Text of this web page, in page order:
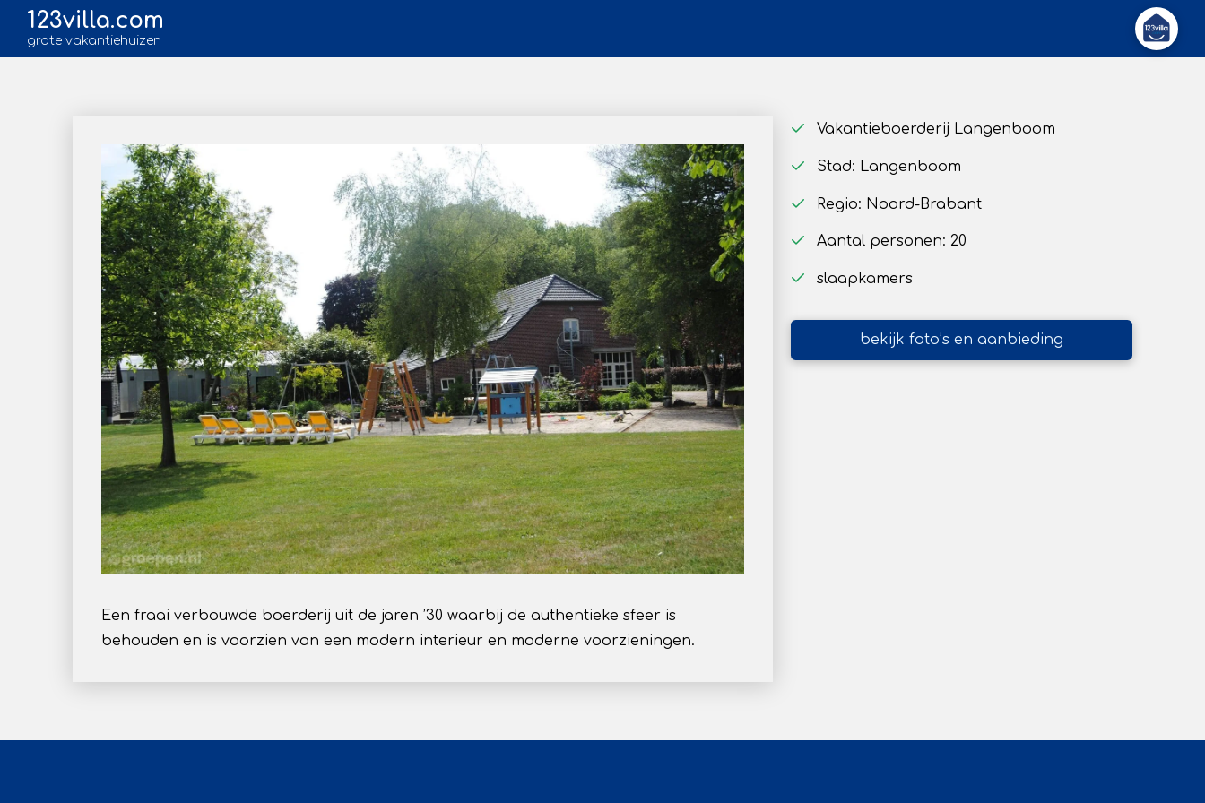
123villa.com
grote vakantiehuizen
Een fraai verbouwde boerderij uit de jaren ’30 waarbij de authentieke sfeer is
behouden en is voorzien van een modern interieur en moderne voorzieningen.
Vakantieboerderij Langenboom
Stad: Langenboom
Regio: Noord-Brabant
Aantal personen: 20
slaapkamers
bekijk foto’s en aanbieding